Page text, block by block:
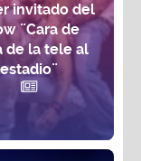
invitado del
¨Cara de
de la tele al
estadio¨